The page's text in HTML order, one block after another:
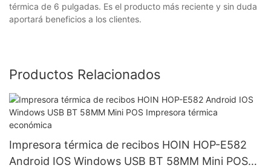
térmica de 6 pulgadas. Es el producto más reciente y sin duda
aportará beneficios a los clientes.
Productos Relacionados
Impresora térmica de recibos HOIN HOP-E582
Android IOS Windows USB BT 58MM Mini POS